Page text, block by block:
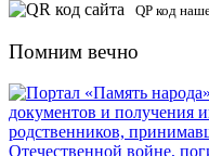
QP код
Помним вечно